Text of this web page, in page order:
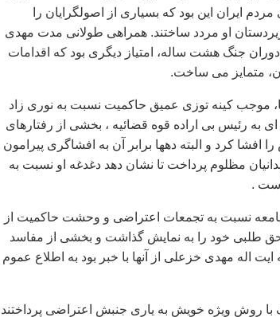
ايران اين بود که بسياری از اصولگرايان را
او مردد ساختند. همراهی طولانی مدت مهدی
جنگ هشت ساله، امتياز ديگری بود که اقدامات
متمايز می ساخت.
موجب کينه توزی عميق حاکميت نسبت به نوری زاد
به رئيس بی اراده قوه قضائيه ، بخشی از رفتارهای
کرد و البته دهها برابر آن به افشاگری پيرامون
مظلوم پرداخت تا نشان دهد دغدغه او نسبت به
.
نسبت به تجمعات اعتراضی و وحشت حاکميت از
طلبی خود را به نمايش گذاشت و بخشی از مفاسد
اله مهدی خزعلی از آنها با خبر بود به اطلاع عموم
روش ويژه خويش به ياری جنبش اعتراضی پرداختند